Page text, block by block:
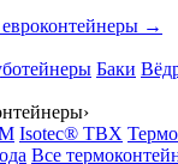
→
Баки
›
Isotec® TBX
Все